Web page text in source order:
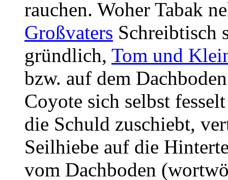
rauchen. Woher Tabak
Großvaters Schreibtisch
gründlich, Tom und
bzw. auf dem
Coyote sich selbst
die Schuld zuschiebt,
Seilhiebe auf die
vom Dachboden